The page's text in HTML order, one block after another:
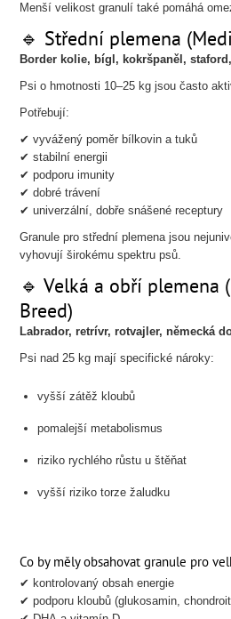
Menší velikost granulí také pomáhá
🔹 Střední plemena
Border kolie, bígl, kokršpaněl,
Psi o hmotnosti 10–25 kg jsou často
Potřebují:
✔ vyvážený poměr bílkovin a tuků
✔ stabilní energii
✔ podporu imunity
✔ dobré trávení
✔ univerzální, dobře snášené receptury
Granule pro střední plemena jsou
vyhovují širokému spektru psů.
🔹 Velká a obří plemena
Breed)
Labrador, retrívr, rotvajler, německá
Psi nad 25 kg mají specifické nároky:
vyšší zátěž kloubů
pomalejší metabolismus
riziko rychlého růstu u štěňat
vyšší riziko torze žaludku
Co by měly obsahovat granule pro
✔ kontrolovaný obsah energie
✔ podporu kloubů (glukosamin,